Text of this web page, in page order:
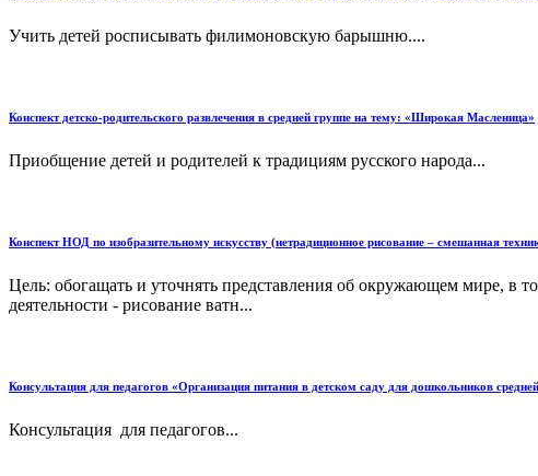
Учить детей росписывать филимоновскую барышню....
Конспект детско-родительского развлечения в средней группе на тему: «Широкая Масленица»
Приобщение детей и родителей к традициям русского народа...
Конспект НОД по изобразительному искусству (нетрадиционное рисование – смешанная
Цель: обогащать и уточнять представления об окружающем мире, в
деятельности - рисование ватн...
Консультация для педагогов «Организация питания в детском саду для дошкольников
Консультация для педагогов...